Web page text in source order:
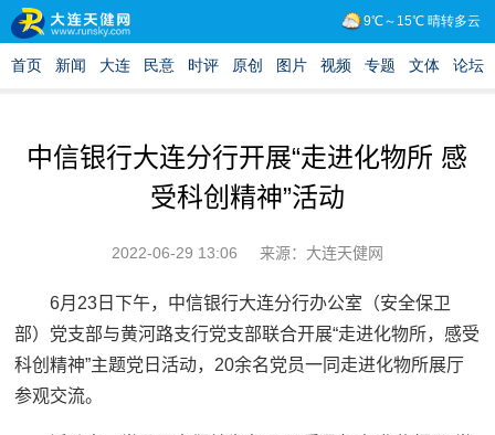
中信银行大连分行开展“走进化物所 感
受科创精神”活动
2022-06-29 13:06 来源：大连天健网
6月23日下午，中信银行大连分行办公室（安全保卫
部）党支部与黄河路支行党支部联合开展“走进化物所，感受
科创精神”主题党日活动，20余名党员一同走进化物所展厅
参观交流。